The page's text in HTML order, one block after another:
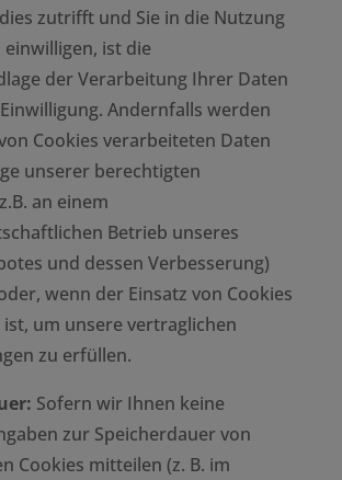
zutrifft und Sie in die Nutzung
einwilligen, ist die
der Verarbeitung Ihrer Daten
Andernfalls werden
Cookies verarbeiteten Daten
unserer berechtigten
an einem
Betrieb unseres
und dessen Verbesserung)
wenn der Einsatz von Cookies
um unsere vertraglichen
zu erfüllen.
Sofern wir Ihnen keine
zur Speicherdauer von
Cookies mitteilen (z. B. im